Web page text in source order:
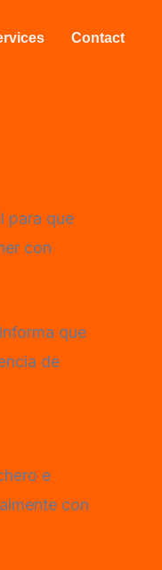
Contact
para que
con
que
de
e
con